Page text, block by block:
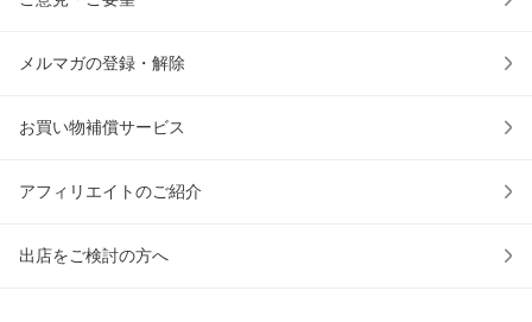
メルマガの登録・解除
お買い物補償サービス
アフィリエイトのご紹介
出店をご検討の方へ